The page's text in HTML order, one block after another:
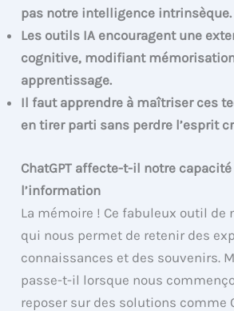
pas notre intelligence intrinsèque.
Les outils IA encouragent une
cognitive, modifiant
apprentissage.
Il faut apprendre à maîtriser ces
en tirer parti sans perdre l’esprit
ChatGPT affecte-t-il notre
l’information
La mémoire ! Ce fabuleux outil de
qui nous permet de retenir des
connaissances et des souvenirs.
passe-t-il lorsque nous
reposer sur des solutions comme